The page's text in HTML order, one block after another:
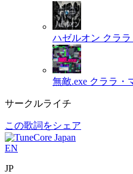
ハゼルオン クラ
無敵.exe クララ・
サークルライチ
この歌詞をシェア
EN
JP